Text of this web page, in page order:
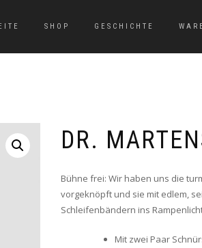
SHOP GESCHICHTE
DR.
Bühne frei: Wir haben uns die
vorgeknöpft und sie mit edlem,
Schleifenbändern ins
Mit zwei Paar